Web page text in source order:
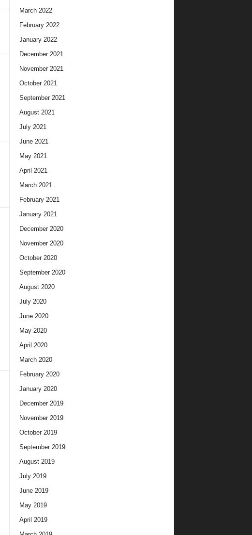
March 2022
February 2022
January 2022
December 2021
November 2021
October 2021
September 2021
August 2021
July 2021
June 2021
May 2021
April 2021
March 2021
February 2021
January 2021
December 2020
November 2020
October 2020
September 2020
August 2020
July 2020
June 2020
May 2020
April 2020
March 2020
February 2020
January 2020
December 2019
November 2019
October 2019
September 2019
August 2019
July 2019
June 2019
May 2019
April 2019